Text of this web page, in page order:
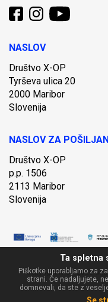
NASLOV
Društvo X-OP
Tyrševa ulica 20
2000 Maribor
Slovenija
NASLOV ZA
Društvo X-OP
p.p. 1506
2113 Maribor
Slovenija
Copyright X-OP 2020
Ta spletna
Piškotke uporabljamo za
strani. Če nadaljujete,
domnevali, da ste z